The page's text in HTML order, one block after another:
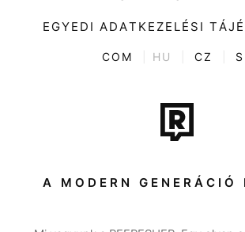
Kultúra
ENTR
Tech-Tudomány
Sport
Társadalom
EGYEDI ADATKEZELÉSI
COM HU CZ
A MODERN GENERÁCIÓ